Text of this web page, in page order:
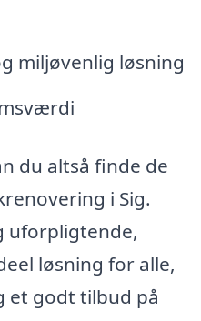
miljøvenlig løsning
du altså finde de
i Sig.
uforpligtende,
løsning for alle,
et godt tilbud på